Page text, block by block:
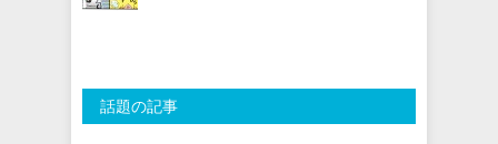
話題の記事